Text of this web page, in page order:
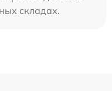
складах.